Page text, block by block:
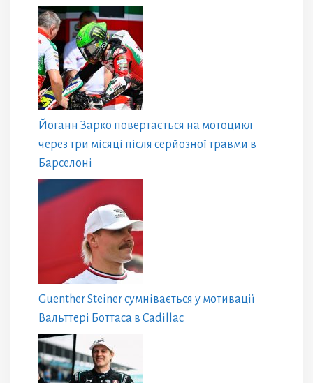
Йоганн Зарко повертається на мотоцикл
через три місяці після серйозної травми в
Барселоні
Guenther Steiner сумнівається у мотивації
Вальттері Боттаса в Cadillac